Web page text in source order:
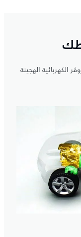
الكهربائية الهجينة